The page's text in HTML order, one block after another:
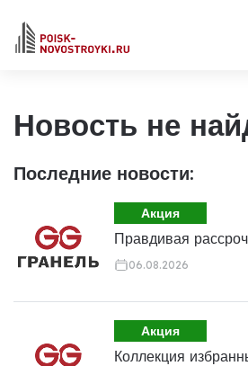
Новость не
Последние новости:
Акция
Правдивая
06.08.2026
Акция
Коллекция